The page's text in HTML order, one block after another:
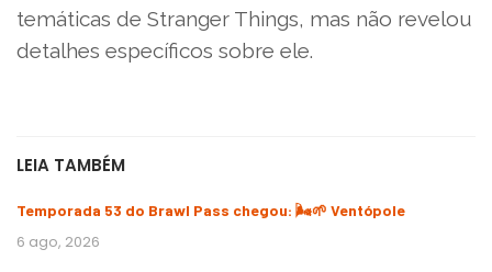
temáticas de Stranger Things, mas não revelou
detalhes específicos sobre ele.
LEIA TAMBÉM
Temporada 53 do Brawl Pass chegou: 🌬️🌱 Ventópole
6 ago, 2026